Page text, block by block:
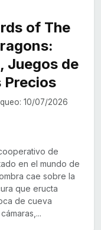
of The
Juegos de
Precios
10/07/2026
de
en el mundo de
cae sobre la
que eructa
de cueva